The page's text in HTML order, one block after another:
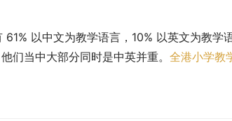
以中文为教学语言，10% 以英文为教学
们当中大部分同时是中英并重。 全港小学教